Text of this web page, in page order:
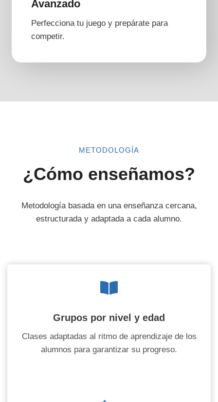
Avanzado
Perfecciona tu juego y prepárate para
competir.
METODOLOGÍA
¿Cómo enseñamos?
Metodología basada en una enseñanza cercana,
estructurada y adaptada a cada alumno.
Grupos por nivel y edad
Clases adaptadas al ritmo de aprendizaje de los
alumnos para garantizar su progreso.